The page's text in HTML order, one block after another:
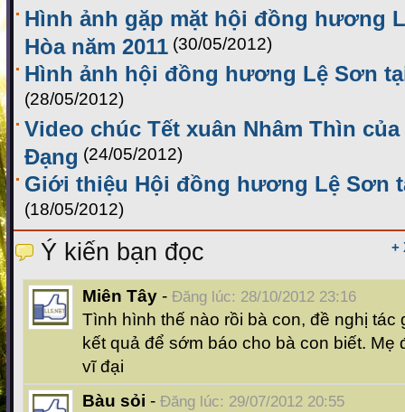
Hình ảnh gặp mặt hội đồng hương
Hòa năm 2011 (30/05/2012)
Hình ảnh hội đồng hương Lệ Sơn
(28/05/2012)
Video chúc Tết xuân Nhâm Thìn
Đạng (24/05/2012)
Giới thiệu Hội đồng hương Lệ Sơn
(18/05/2012)
+
Ý kiến bạn đọc
Miên Tây - Đăng lúc: 28/10/2012 23:16
Tình hình thế nào rồi bà con, đề nghị tác
kết quả để sớm báo cho bà con biết.
vĩ đại
Bàu sỏi - Đăng lúc: 29/07/2012 20:55